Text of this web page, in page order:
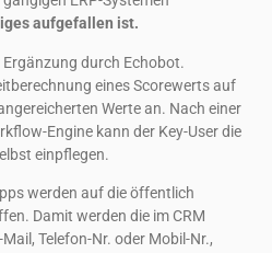
aufgefallen ist.
durch Echobot.
eines Scorewerts auf
Werte an. Nach einer
Engine kann der Key-User die
einpflegen.
werden auf die öffentlich
Damit werden die im CRM
Telefon-Nr. oder Mobil-Nr.,